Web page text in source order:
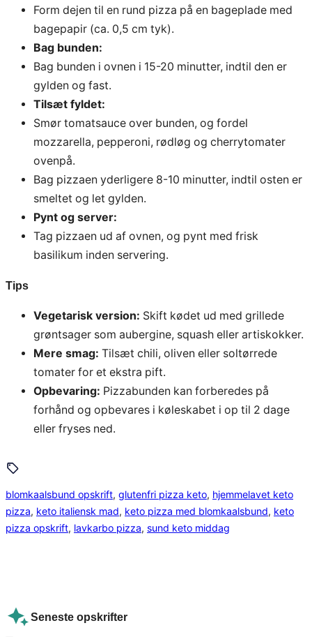
Form dejen til en rund pizza på en bageplade med
bagepapir (ca. 0,5 cm tyk).
Bag bunden:
Bag bunden i ovnen i 15-20 minutter, indtil den er
gylden og fast.
Tilsæt fyldet:
Smør tomatsauce over bunden, og fordel
mozzarella, pepperoni, rødløg og cherrytomater
ovenpå.
Bag pizzaen yderligere 8-10 minutter, indtil osten er
smeltet og let gylden.
Pynt og server:
Tag pizzaen ud af ovnen, og pynt med frisk
basilikum inden servering.
Tips
Vegetarisk version: Skift kødet ud med grillede
grøntsager som aubergine, squash eller artiskokker.
Mere smag: Tilsæt chili, oliven eller soltørrede
tomater for et ekstra pift.
Opbevaring: Pizzabunden kan forberedes på
forhånd og opbevares i køleskabet i op til 2 dage
eller fryses ned.
blomkaalsbund opskrift, glutenfri pizza keto, hjemmelavet keto
pizza, keto italiensk mad, keto pizza med blomkaalsbund, keto
pizza opskrift, lavkarbo pizza, sund keto middag
Seneste opskrifter